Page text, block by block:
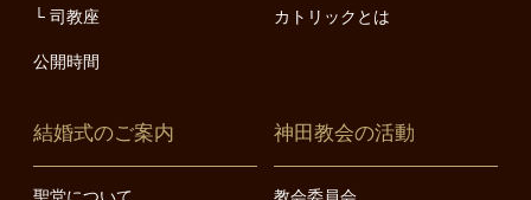
司教座
公開時間
カトリックとは
結婚式のご案内
聖堂について
神田教会の活動
教会委員会